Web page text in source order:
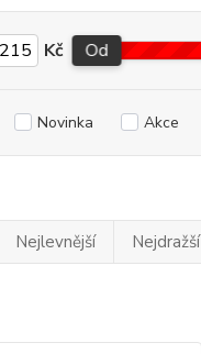
Kč Od
Novinka Akce
Nejlevnější Nejdražší